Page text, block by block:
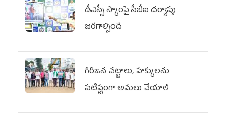
డీఎస్సీ స్కాంపై సీబీఐ దర్యాప్తు
జరగాల్సిందే
గిరిజన చట్టాలు, హక్కులను
పటిష్టంగా అమలు చేయాలి